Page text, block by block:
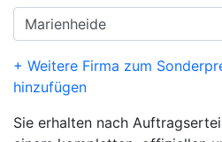
+ Weitere Firma zum
hinzufügen
Sie erhalten nach